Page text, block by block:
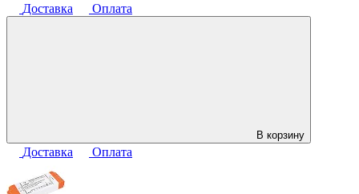
Доставка
Оплата
В корзину
Доставка Оплата